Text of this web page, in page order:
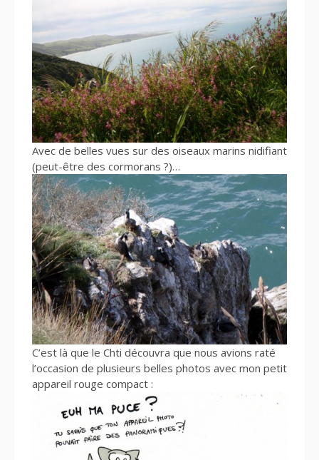
Avec de belles vues sur des oiseaux marins nidifiant
(peut-être des cormorans ?)…
C’est là que le Chti découvra que nous avions raté
l’occasion de plusieurs belles photos avec mon petit
appareil rouge compact :